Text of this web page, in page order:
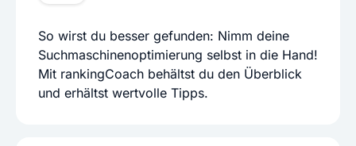
So wirst du besser gefunden: Nimm deine
Suchmaschinenoptimierung selbst in die Hand!
Mit rankingCoach behältst du den Überblick
und erhältst wertvolle Tipps.